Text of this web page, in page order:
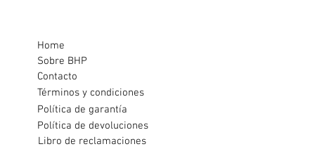
Home
Sobre BHP
Contacto
Términos y condiciones
Política de garantía
Política de devoluciones
Libro de reclamaciones